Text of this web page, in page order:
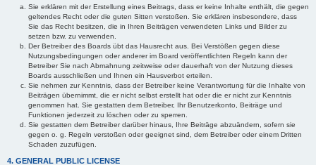
Sie erklären mit der Erstellung eines Beitrags, dass er keine Inhalte enthält, die gegen
geltendes Recht oder die guten Sitten verstoßen. Sie erklären insbesondere, dass
Sie das Recht besitzen, die in Ihren Beiträgen verwendeten Links und Bilder zu
setzen bzw. zu verwenden.
Der Betreiber des Boards übt das Hausrecht aus. Bei Verstößen gegen diese
Nutzungsbedingungen oder anderer im Board veröffentlichten Regeln kann der
Betreiber Sie nach Abmahnung zeitweise oder dauerhaft von der Nutzung dieses
Boards ausschließen und Ihnen ein Hausverbot erteilen.
Sie nehmen zur Kenntnis, dass der Betreiber keine Verantwortung für die Inhalte von
Beiträgen übernimmt, die er nicht selbst erstellt hat oder die er nicht zur Kenntnis
genommen hat. Sie gestatten dem Betreiber, Ihr Benutzerkonto, Beiträge und
Funktionen jederzeit zu löschen oder zu sperren.
Sie gestatten dem Betreiber darüber hinaus, Ihre Beiträge abzuändern, sofern sie
gegen o. g. Regeln verstoßen oder geeignet sind, dem Betreiber oder einem Dritten
Schaden zuzufügen.
4. GENERAL PUBLIC LICENSE